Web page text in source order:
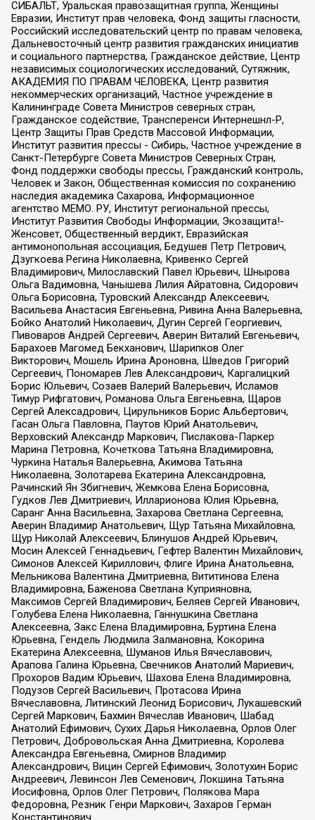
СИБАЛЬТ, Уральская правозащитная группа, Женщины
Евразии, Институт прав человека, Фонд защиты гласности,
Российский исследовательский центр по правам человека,
Дальневосточный центр развития гражданских инициатив
и социального партнерства, Гражданское действие, Центр
независимых социологических исследований, Сутяжник,
АКАДЕМИЯ ПО ПРАВАМ ЧЕЛОВЕКА, Центр развития
некоммерческих организаций, Частное учреждение в
Калининграде Совета Министров северных стран,
Гражданское содействие, Трансперенси Интернешнл-Р,
Центр Защиты Прав Средств Массовой Информации,
Институт развития прессы - Сибирь, Частное учреждение в
Санкт-Петербурге Совета Министров Северных Стран,
Фонд поддержки свободы прессы, Гражданский контроль,
Человек и Закон, Общественная комиссия по сохранению
наследия академика Сахарова, Информационное
агентство МЕМО. РУ, Институт региональной прессы,
Институт Развития Свободы Информации, Экозащита!-
Женсовет, Общественный вердикт, Евразийская
антимонопольная ассоциация, Бедушев Петр Петрович,
Дзугкоева Регина Николаевна, Кривенко Сергей
Владимирович, Милославский Павел Юрьевич, Шнырова
Ольга Вадимовна, Чанышева Лилия Айратовна, Сидорович
Ольга Борисовна, Туровский Александр Алексеевич,
Васильева Анастасия Евгеньевна, Ривина Анна Валерьевна,
Бойко Анатолий Николаевич, Дугин Сергей Георгиевич,
Пивоваров Андрей Сергеевич, Аверин Виталий Евгеньевич,
Барахоев Магомед Бекханович, Шарипков Олег
Викторович, Мошель Ирина Ароновна, Шведов Григорий
Сергеевич, Пономарев Лев Александрович, Каргалицкий
Борис Юльевич, Созаев Валерий Валерьевич, Исламов
Тимур Рифгатович, Романова Ольга Евгеньевна, Щаров
Сергей Алексадрович, Цирульников Борис Альбертович,
Гасан Ольга Павловна, Паутов Юрий Анатольевич,
Верховский Александр Маркович, Пислакова-Паркер
Марина Петровна, Кочеткова Татьяна Владимировна,
Чуркина Наталья Валерьевна, Акимова Татьяна
Николаевна, Золотарева Екатерина Александровна,
Рачинский Ян Збигневич, Жемкова Елена Борисовна,
Гудков Лев Дмитриевич, Илларионова Юлия Юрьевна,
Саранг Анна Васильевна, Захарова Светлана Сергеевна,
Аверин Владимир Анатольевич, Щур Татьяна Михайловна,
Щур Николай Алексеевич, Блинушов Андрей Юрьевич,
Мосин Алексей Геннадьевич, Гефтер Валентин Михайлович,
Симонов Алексей Кириллович, Флиге Ирина Анатольевна,
Мельникова Валентина Дмитриевна, Вититинова Елена
Владимировна, Баженова Светлана Куприяновна,
Максимов Сергей Владимирович, Беляев Сергей Иванович,
Голубева Елена Николаевна, Ганнушкина Светлана
Алексеевна, Закс Елена Владимировна, Буртина Елена
Юрьевна, Гендель Людмила Залмановна, Кокорина
Екатерина Алексеевна, Шуманов Илья Вячеславович,
Арапова Галина Юрьевна, Свечников Анатолий Мариевич,
Прохоров Вадим Юрьевич, Шахова Елена Владимировна,
Подузов Сергей Васильевич, Протасова Ирина
Вячеславовна, Литинский Леонид Борисович, Лукашевский
Сергей Маркович, Бахмин Вячеслав Иванович, Шабад
Анатолий Ефимович, Сухих Дарья Николаевна, Орлов Олег
Петрович, Добровольская Анна Дмитриевна, Королева
Александра Евгеньевна, Смирнов Владимир
Александрович, Вицин Сергей Ефимович, Золотухин Борис
Андреевич, Левинсон Лев Семенович, Локшина Татьяна
Иосифовна, Орлов Олег Петрович, Полякова Мара
Федоровна, Резник Генри Маркович, Захаров Герман
Константинович